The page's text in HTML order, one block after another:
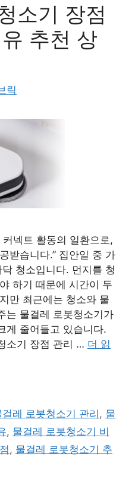
소기 장점
추천 상
릭
넥트 활동의 일환으로,
받습니다.” 집안일 중 가
청소입니다. 먼지를 청
하기 때문에 시간이 두
만 최근에는 청소와 물
는 물걸레 로봇청소기가
게 줄어들고 있습니다.
소기 장점 관리 … 더 읽
걸레 로봇청소기 관리 , 물
, 물걸레 로봇청소기 비
, 물걸레 로봇청소기 추